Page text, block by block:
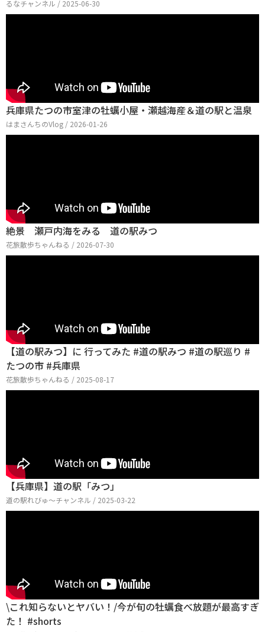
るなチャンネル / 2025-06-30
兵庫県たつの市室津の牡蠣小屋・瀬越海産＆道の駅と温泉
はまさんちのVlog / 2026-01-26
絶景 瀬戸内海をみる 道の駅みつ
花旅散歩ちゃんねる / 2026-07-30
【道の駅みつ】に 行ってみた #道の駅みつ #道の駅巡り #
たつの市 #兵庫県
花旅散歩ちゃんねる / 2025-08-17
【兵庫県】道の駅「みつ」
道の駅れびゅ〜チャンネル / 2025-03-22
\これ知らないとヤバい！/今が旬の牡蠣食べ放題が最高すぎ
た！ #shorts